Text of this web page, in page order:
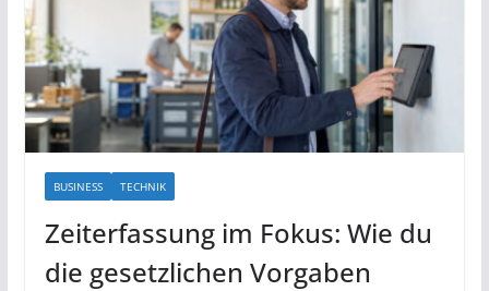
BUSINESS TECHNIK
Zeiterfassung im Fokus: Wie du
die gesetzlichen Vorgaben